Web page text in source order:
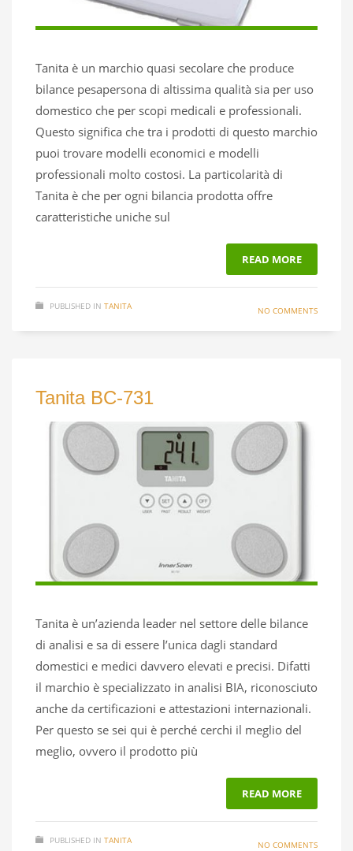
Tanita è un marchio quasi secolare che produce
bilance pesapersona di altissima qualità sia per uso
domestico che per scopi medicali e professionali.
Questo significa che tra i prodotti di questo marchio
puoi trovare modelli economici e modelli
professionali molto costosi. La particolarità di
Tanita è che per ogni bilancia prodotta offre
caratteristiche uniche sul
READ MORE
PUBLISHED IN TANITA NO COMMENTS
Tanita BC-731
Tanita è un’azienda leader nel settore delle bilance
di analisi e sa di essere l’unica dagli standard
domestici e medici davvero elevati e precisi. Difatti
il marchio è specializzato in analisi BIA, riconosciuto
anche da certificazioni e attestazioni internazionali.
Per questo se sei qui è perché cerchi il meglio del
meglio, ovvero il prodotto più
READ MORE
PUBLISHED IN TANITA NO COMMENTS